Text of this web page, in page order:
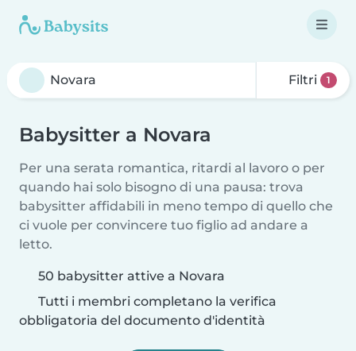
Filtri 1
Babysitter a Novara
Per una serata romantica, ritardi al lavoro o per
quando hai solo bisogno di una pausa: trova
babysitter affidabili in meno tempo di quello che
ci vuole per convincere tuo figlio ad andare a
letto.
50 babysitter attive a Novara
Tutti i membri completano la verifica
obbligatoria del documento d'identità